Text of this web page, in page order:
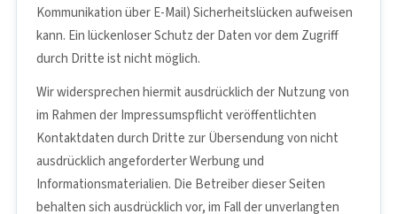
Kommunikation über E-Mail) Sicherheitslücken aufweisen
kann. Ein lückenloser Schutz der Daten vor dem Zugriff
durch Dritte ist nicht möglich.
Wir widersprechen hiermit ausdrücklich der Nutzung von
im Rahmen der Impressumspflicht veröffentlichten
Kontaktdaten durch Dritte zur Übersendung von nicht
ausdrücklich angeforderter Werbung und
Informationsmaterialien. Die Betreiber dieser Seiten
behalten sich ausdrücklich vor, im Fall der unverlangten